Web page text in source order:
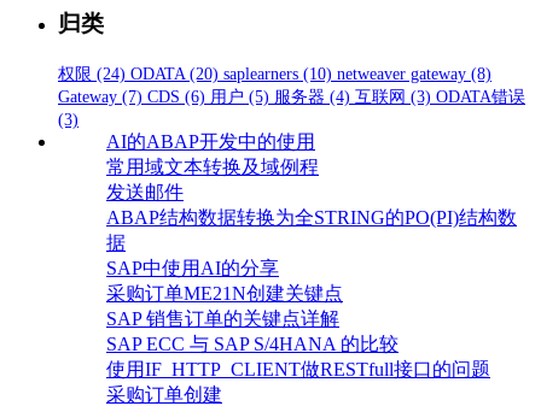
归类
权限 (24) ODATA (20) saplearners (10) netweaver gateway (8)
Gateway (7) CDS (6) 用户 (5) 服务器 (4) 互联网 (3) ODATA错误
(3)
AI的ABAP开发中的使用
常用域文本转换及域例程
发送邮件
ABAP结构数据转换为全STRING的PO(PI)结构数
据
SAP中使用AI的分享
采购订单ME21N创建关键点
SAP 销售订单的关键点详解
SAP ECC 与 SAP S/4HANA 的比较
使用IF_HTTP_CLIENT做RESTfull接口的问题
采购订单创建